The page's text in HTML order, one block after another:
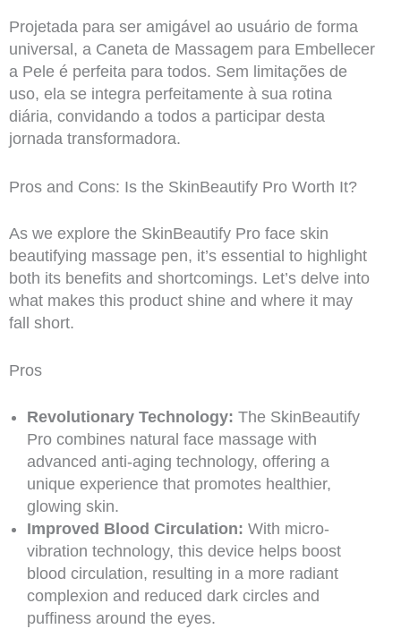
Projetada para ser amigável ao usuário de forma
universal, a Caneta de Massagem para Embellecer
a Pele é perfeita para todos. Sem limitações de
uso, ela se integra perfeitamente à sua rotina
diária, convidando a todos a participar desta
jornada transformadora.
Pros and Cons: Is the SkinBeautify Pro Worth It?
As we explore the SkinBeautify Pro face skin
beautifying massage pen, it’s essential to highlight
both its benefits and shortcomings. Let’s delve into
what makes this product shine and where it may
fall short.
Pros
Revolutionary Technology: The SkinBeautify
Pro combines natural face massage with
advanced anti-aging technology, offering a
unique experience that promotes healthier,
glowing skin.
Improved Blood Circulation: With micro-
vibration technology, this device helps boost
blood circulation, resulting in a more radiant
complexion and reduced dark circles and
puffiness around the eyes.